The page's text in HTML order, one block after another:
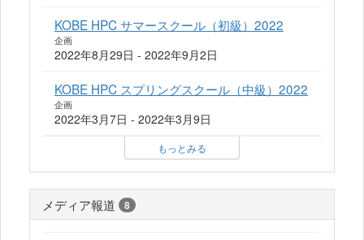
KOBE HPC サマースクール（初級）2022
企画
2022年8月29日 - 2022年9月2日
KOBE HPC スプリングスクール（中級）2022
企画
2022年3月7日 - 2022年3月9日
もっとみる
メディア報道 8